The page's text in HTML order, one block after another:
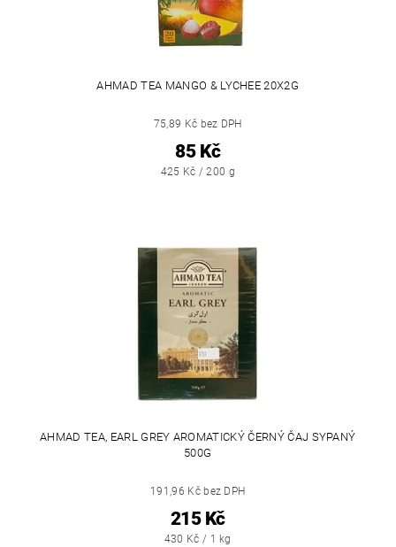
AHMAD TEA MANGO & LYCHEE 20X2G
75,89 Kč bez DPH
85 Kč
425 Kč / 200 g
AHMAD TEA, EARL GREY AROMATICKÝ ČERNÝ ČAJ SYPANÝ
500G
191,96 Kč bez DPH
215 Kč
430 Kč / 1 kg